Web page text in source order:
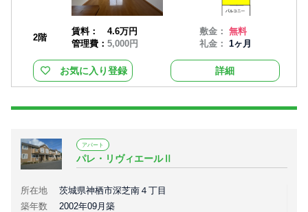
2階
賃料：
4.6万円
管理費： 5,000円
敷金：無料
礼金：1ヶ月
お気に入り登録 詳細
アパート
パレ・リヴィエールⅡ
所在地
茨城県神栖市深芝南４丁目
築年数
2002年09月築